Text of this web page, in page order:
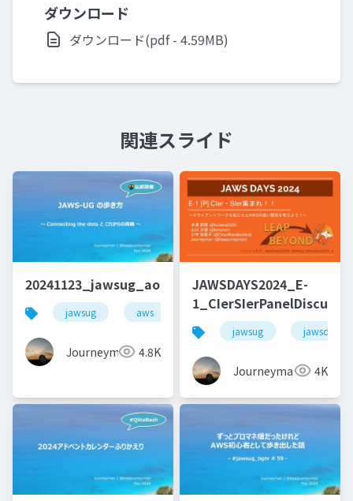
ダウンロード
ダウンロード(pdf - 4.59MB)
関連スライド
20241123_jawsug_aomori_lt_beajouneyman
jawsug aws jaws-ug キャリア
Journeyman 4.8K
JAWSDAYS2024_E-
jawsug jawsdays
Journeyman 4K